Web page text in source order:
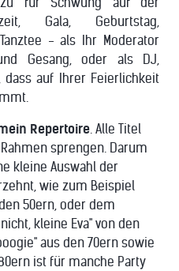
Gala, Geburtstag,
- als Ihr Moderator
Gesang, oder als DJ,
auf Ihrer Feierlichkeit
Repertoire. Alle Titel
sprengen. Darum
kleine Auswahl der
wie zum Beispiel
50ern, oder dem
kleine Eva" von den
aus den 70ern sowie
ist für manche Party